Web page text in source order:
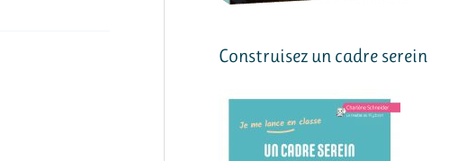
Construisez un cadre serein